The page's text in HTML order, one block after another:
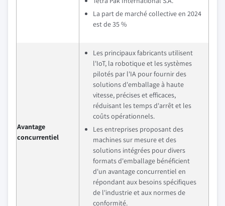
La part de marché collective en 2024
est de 35 %
Avantage
concurrentiel
Les principaux fabricants utilisent
l'IoT, la robotique et les systèmes
pilotés par l'IA pour fournir des
solutions d'emballage à haute
vitesse, précises et efficaces,
réduisant les temps d'arrêt et les
coûts opérationnels.
Les entreprises proposant des
machines sur mesure et des
solutions intégrées pour divers
formats d'emballage bénéficient
d'un avantage concurrentiel en
répondant aux besoins spécifiques
de l'industrie et aux normes de
conformité.